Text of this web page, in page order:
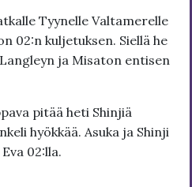
Tyynelle Valtamerelle
02:n kuljetuksen. Siellä he
ja Misaton entisen
pitää heti Shinjiä
hyökkää. Asuka ja Shinji
02:lla.